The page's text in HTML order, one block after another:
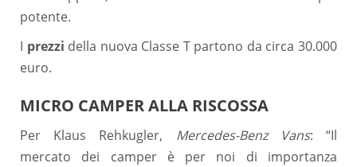
potente.
I prezzi della nuova Classe T partono da circa 30.000
euro.
MICRO CAMPER ALLA RISCOSSA
Per Klaus Rehkugler, Mercedes-Benz Vans: “Il
mercato dei camper è per noi di importanza